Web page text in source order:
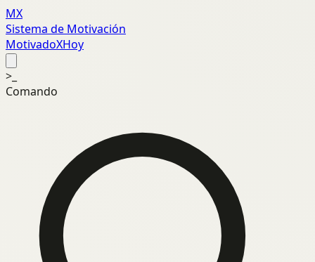
MX
Sistema de Motivación
MotivadoXHoy
>_
Comando